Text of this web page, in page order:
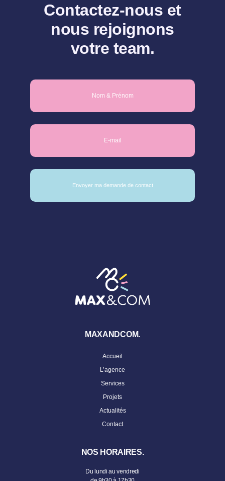
Contactez-nous et
nous rejoignons
votre team.
MAXANDCOM.
Accueil
L’agence
Services
Projets
Actualités
Contact
NOS HORAIRES.
Du lundi au vendredi